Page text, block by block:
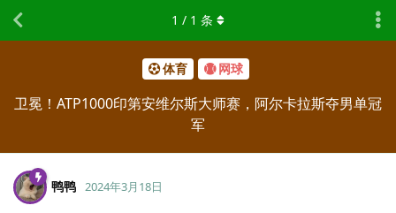
体育 网球
卫冕！ATP1000印第安维尔斯大师赛，阿尔卡拉斯夺男单冠
军
1 / 1 条
鸭鸭 2024年3月18日